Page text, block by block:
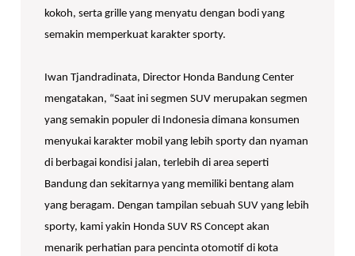
kokoh, serta grille yang menyatu dengan bodi yang
semakin memperkuat karakter sporty.
Iwan Tjandradinata, Director Honda Bandung Center
mengatakan, “Saat ini segmen SUV merupakan segmen
yang semakin populer di Indonesia dimana konsumen
menyukai karakter mobil yang lebih sporty dan nyaman
di berbagai kondisi jalan, terlebih di area seperti
Bandung dan sekitarnya yang memiliki bentang alam
yang beragam. Dengan tampilan sebuah SUV yang lebih
sporty, kami yakin Honda SUV RS Concept akan
menarik perhatian para pencinta otomotif di kota